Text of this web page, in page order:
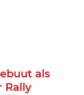
als
Rally